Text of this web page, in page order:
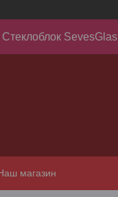
Стеклоблок SevesGlas
магазин